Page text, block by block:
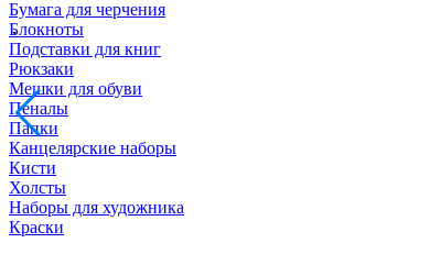
Бумага для черчения
Блокноты
Подставки для книг
Рюкзаки
Мешки для обуви
Пеналы
Папки
Канцелярские наборы
Кисти
Холсты
Наборы для художника
Краски